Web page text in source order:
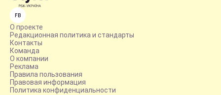
FB
О проекте
Редакционная политика и стандарты
Контакты
Команда
О компании
Реклама
Правила пользования
Правовая информация
Политика конфиденциальности